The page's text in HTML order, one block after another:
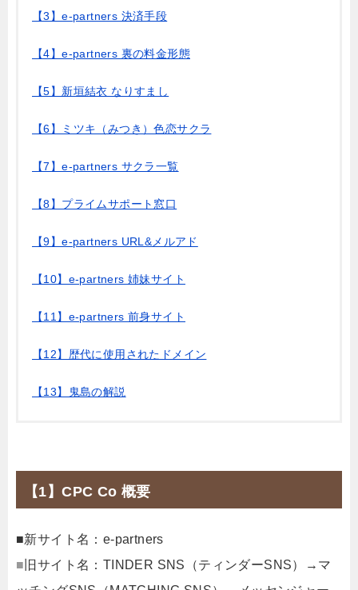
【3】e-partners 決済手段
【4】e-partners 裏の料金形態
【5】新垣結衣 なりすまし
【6】ミツキ（みつき）色恋サクラ
【7】e-partners サクラ一覧
【8】プライムサポート窓口
【9】e-partners URL&メルアド
【10】e-partners 姉妹サイト
【11】e-partners 前身サイト
【12】歴代に使用されたドメイン
【13】鬼島の解説
【1】CPC Co 概要
■新サイト名：e-partners
■ 旧サイト名：TINDER SNS（ティンダーSNS）→マ